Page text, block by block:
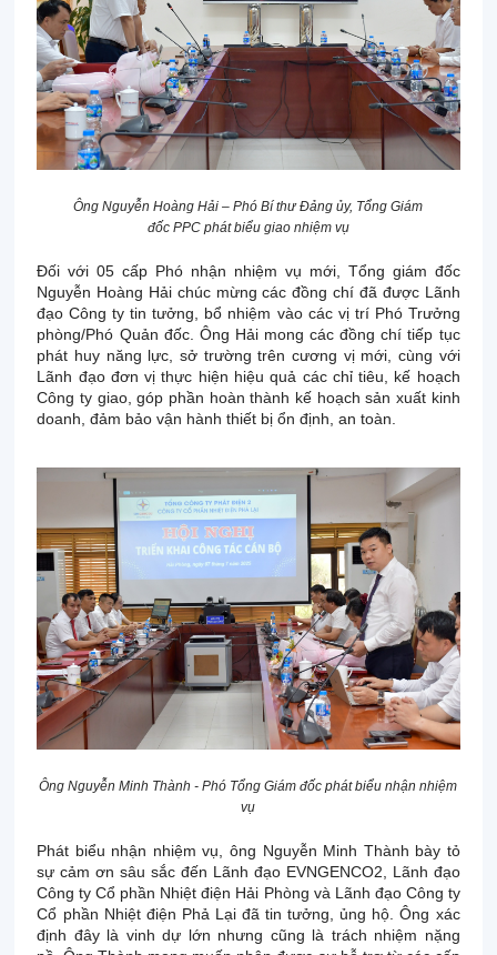
Ông Nguyễn Hoàng Hải – Phó Bí thư Đảng ủy, Tổng Giám
đốc PPC phát biểu giao nhiệm vụ
Đối với 05 cấp Phó nhận nhiệm vụ mới, Tổng giám đốc
Nguyễn Hoàng Hải chúc mừng các đồng chí đã được Lãnh
đạo Công ty tin tưởng, bổ nhiệm vào các vị trí Phó Trưởng
phòng/Phó Quản đốc. Ông Hải mong các đồng chí tiếp tục
phát huy năng lực, sở trường trên cương vị mới, cùng với
Lãnh đạo đơn vị thực hiện hiệu quả các chỉ tiêu, kế hoạch
Công ty giao, góp phần hoàn thành kế hoạch sản xuất kinh
doanh, đảm bảo vận hành thiết bị ổn định, an toàn.
Ông Nguyễn Minh Thành - Phó Tổng Giám đốc phát biểu nhận nhiệm
vụ
Phát biểu nhận nhiệm vụ, ông Nguyễn Minh Thành bày tỏ
sự cảm ơn sâu sắc đến Lãnh đạo EVNGENCO2, Lãnh đạo
Công ty Cổ phần Nhiệt điện Hải Phòng và Lãnh đạo Công ty
Cổ phần Nhiệt điện Phả Lại đã tin tưởng, ủng hộ. Ông xác
định đây là vinh dự lớn nhưng cũng là trách nhiệm nặng